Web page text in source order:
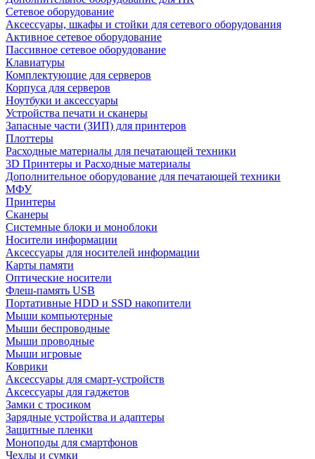
Сетевое оборудование
Аксессуары, шкафы и стойки для сетевого оборудования
Активное сетевое оборудование
Пассивное сетевое оборудование
Клавиатуры
Комплектующие для серверов
Корпуса для серверов
Ноутбуки и аксессуары
Устройства печати и сканеры
Запасные части (ЗИП) для принтеров
Плоттеры
Расходные материалы для печатающей техники
3D Принтеры и Расходные материалы
Дополнительное оборудование для печатающей техники
МФУ
Принтеры
Сканеры
Системные блоки и моноблоки
Носители информации
Аксессуары для носителей информации
Карты памяти
Оптические носители
Флеш-память USB
Портативные HDD и SSD накопители
Мыши компьютерные
Мыши беспроводные
Мыши проводные
Мыши игровые
Коврики
Аксессуары для смарт-устройств
Аксессуары для гаджетов
Замки с тросиком
Зарядные устройства и адаптеры
Защитные пленки
Моноподы для смартфонов
Чехлы и сумки